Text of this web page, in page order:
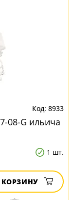
8933
08-G ильича
1 шт.
КОРЗИНУ